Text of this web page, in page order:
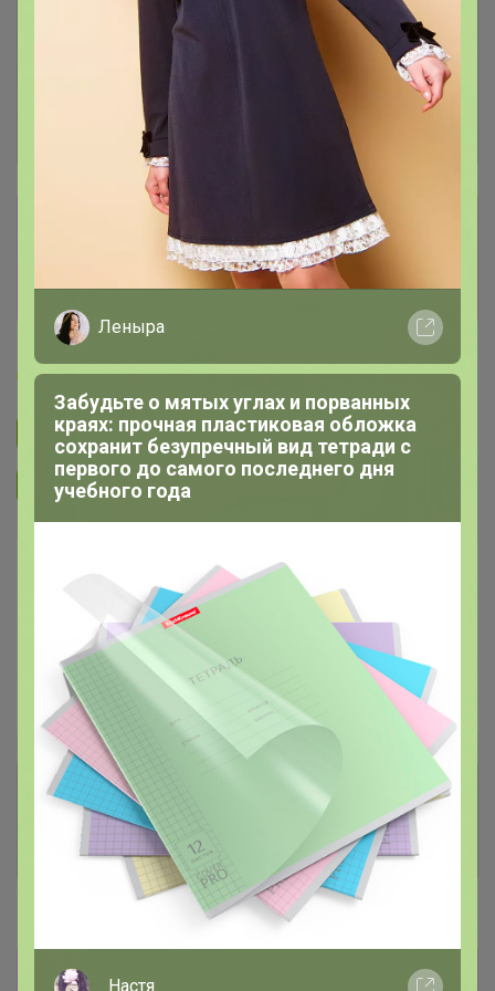
Сбор заказов в данной закупке
завершен
Перейти к текущей закупке
Бонифаций
Подписаться на закупку 1.5K
Подписаться на организатора
Ожидание ~ 14 дней
Пристрой 6 лотов
Комментарии к лотам
Отзывы участников 9.8K
Победители в СП 131: Anit JANNET
Леныра
Забудьте о мятых углах и порванных
краях: прочная пластиковая обложка
сохранит безупречный вид тетради с
первого до самого последнего дня
учебного года
_Настя_